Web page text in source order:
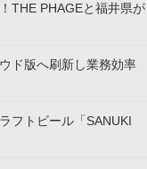
THE PHAGEと福井県が
ド版へ刷新し業務効率
フトビール「SANUKI